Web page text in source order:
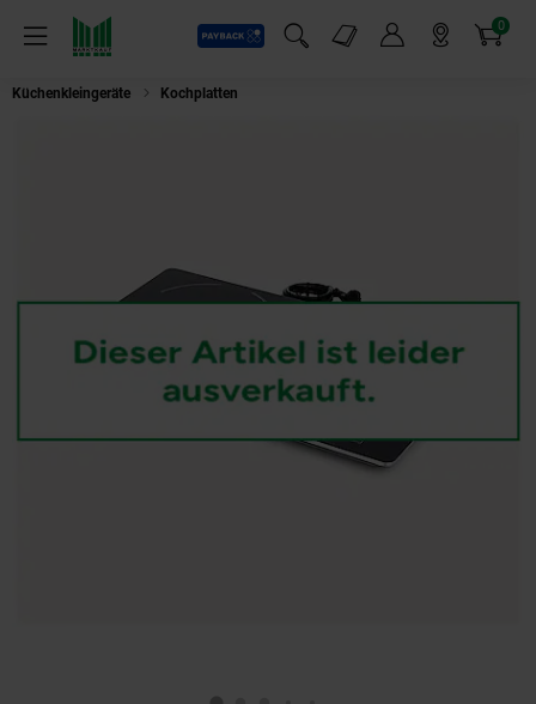
Menü
Payback
Suchfeld einblenden
Markt-Angebote 0
Artikel
Küchenkleingeräte Kochplatten